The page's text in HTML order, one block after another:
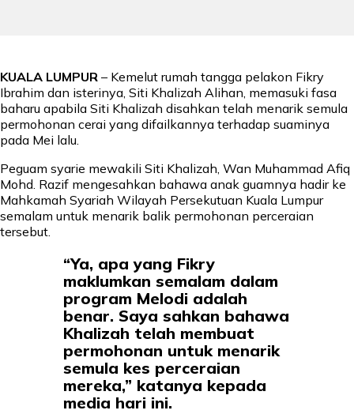
KUALA LUMPUR – Kemelut rumah tangga pelakon Fikry
Ibrahim dan isterinya, Siti Khalizah Alihan, memasuki fasa
baharu apabila Siti Khalizah disahkan telah menarik semula
permohonan cerai yang difailkannya terhadap suaminya
pada Mei lalu.
Peguam syarie mewakili Siti Khalizah, Wan Muhammad Afiq
Mohd. Razif mengesahkan bahawa anak guamnya hadir ke
Mahkamah Syariah Wilayah Persekutuan Kuala Lumpur
semalam untuk menarik balik permohonan perceraian
tersebut.
“Ya, apa yang Fikry
maklumkan semalam dalam
program Melodi adalah
benar. Saya sahkan bahawa
Khalizah telah membuat
permohonan untuk menarik
semula kes perceraian
mereka,” katanya kepada
media hari ini.